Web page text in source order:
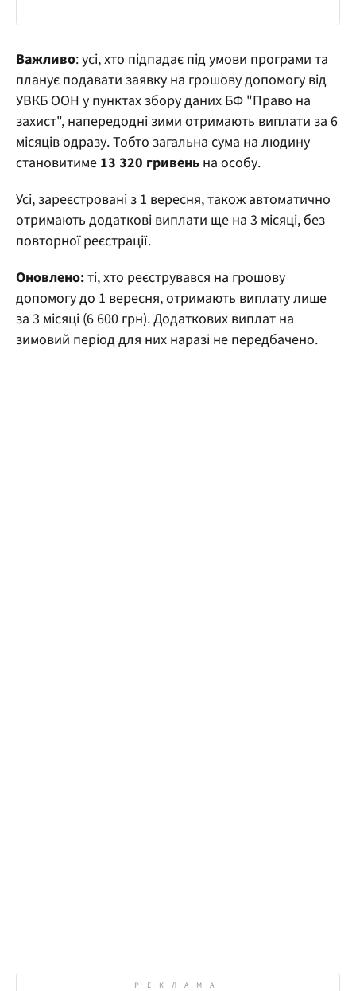
Важливо: усі, хто підпадає під умови програми та
планує подавати заявку на грошову допомогу від
УВКБ ООН у пунктах збору даних БФ "Право на
захист", напередодні зими отримають виплати за 6
місяців одразу. Тобто загальна сума на людину
становитиме 13 320 гривень на особу.
Усі, зареєстровані з 1 вересня, також автоматично
отримають додаткові виплати ще на 3 місяці, без
повторної реєстрації.
Оновлено:ті, хто реєструвався на грошову
допомогу до 1 вересня, отримають виплату лише
за 3 місяці (6 600 грн). Додаткових виплат на
зимовий період для них наразі не передбачено.